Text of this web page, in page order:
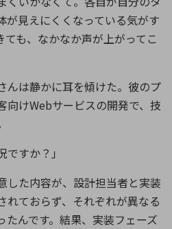
が見えにくくなっている気がす
ても、なかなか声が上がってこ
んは静かに耳を傾けた。彼のプ
向けWebサービスの開発で、技
ですか？」
した内容が、設計担当者と実装
れておらず、それぞれが異なる
んです。結果、実装フェーズ